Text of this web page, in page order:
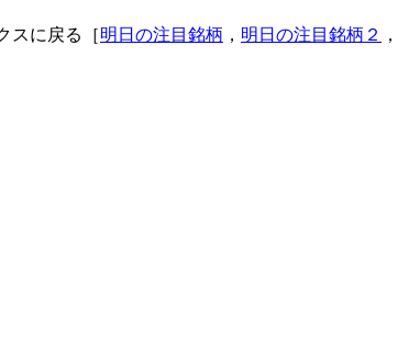
スに戻る［明日の注目銘柄 ， 明日の注目銘柄２ ，